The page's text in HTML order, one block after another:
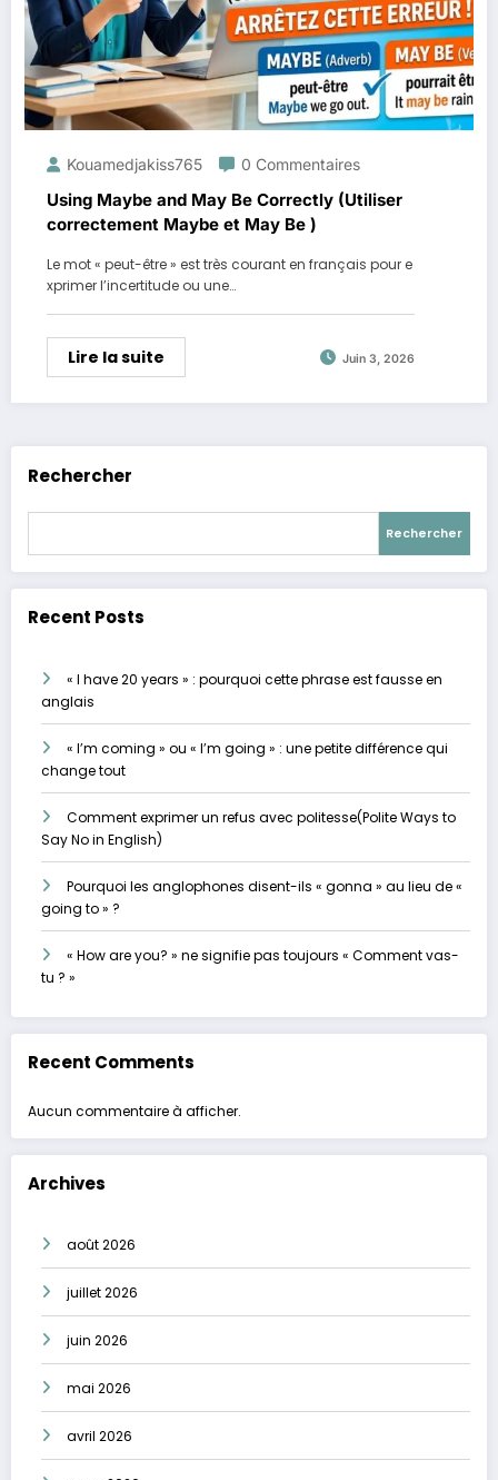
Kouamedjakiss765 0 Commentaires
Using Maybe and May Be Correctly (Utiliser
correctement Maybe et May Be )
Le mot « peut-être » est très courant en français pour e
xprimer l’incertitude ou une…
Lire la suite Juin 3, 2026
Rechercher
Rechercher
Recent Posts
« I have 20 years » : pourquoi cette phrase est fausse en
anglais
« I’m coming » ou « I’m going » : une petite différence qui
change tout
Comment exprimer un refus avec politesse(Polite Ways to
Say No in English)
Pourquoi les anglophones disent-ils « gonna » au lieu de «
going to » ?
« How are you? » ne signifie pas toujours « Comment vas-
tu ? »
Recent Comments
Aucun commentaire à afficher.
Archives
août 2026
juillet 2026
juin 2026
mai 2026
avril 2026